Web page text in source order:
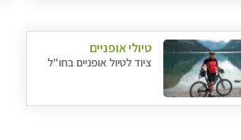
טיולי אופניים
ציוד לטיול אופניים בחו"ל